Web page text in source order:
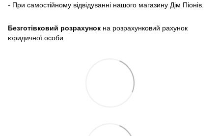
- При самостійному відвідуванні нашого магазину Дім Піонів.
Безготівковий розрахунок на розрахунковий рахунок
юридичної особи.